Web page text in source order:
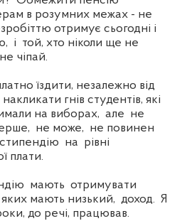
в розумних межах - не
отримує сьогодні і
і той, хто ніколи ще не
чіпай.
їздити, незалежно від
гнів студентів, які
на виборах, але не
не може, не повинен
на рівні
плати.
мають отримувати
яких мають низький, доход. Я
до речі, працював.